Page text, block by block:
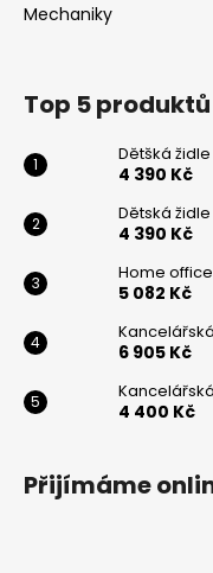
Mechaniky
Top 5 produktů
Dětšká židle
4 390 Kč
Dětská židle
4 390 Kč
Home office
5 082 Kč
6 905 Kč
4 400 Kč
Přijímáme